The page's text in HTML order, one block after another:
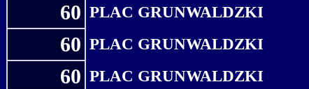
60 PLAC GRUNWALDZKI
60 PLAC GRUNWALDZKI
60 PLAC GRUNWALDZKI